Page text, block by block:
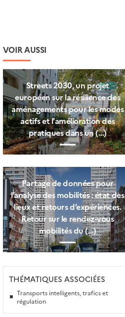
VOIR AUSSI
Streets 2030, un projet
européen sur la résilience des
aménagements pour les modes
actifs et l'amélioration des
pratiques dans un (…)
Partage de données pour
l’analyse des mobilités : état des
lieux et retours d’expériences.
Retour sur le rendez-vous
mobilités du (…)
THÉMATIQUES ASSOCIÉES
Transports intelligents, trafics et
régulation